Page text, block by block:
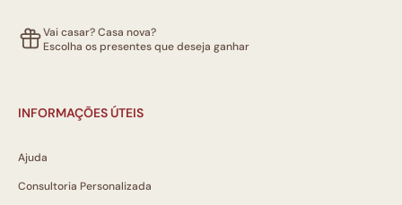
Vai casar? Casa nova?
Escolha os presentes que deseja ganhar
INFORMAÇÕES ÚTEIS
Ajuda
Consultoria Personalizada